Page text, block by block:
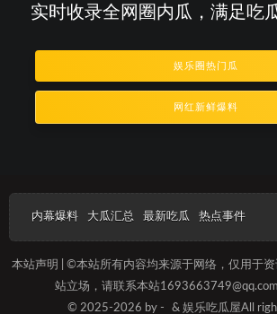
实时收录全网圈内瓜，满足吃
娱乐圈热门瓜
网红新鲜爆料
内幕爆料 大瓜汇总 最新吃瓜 热点事件
本站声明 | ©本站所有内容均来源于网络，仅用于
站立场，请联系本站1693663749@qq.com
© 2025-2026 by -
& 娱乐吃瓜屋All